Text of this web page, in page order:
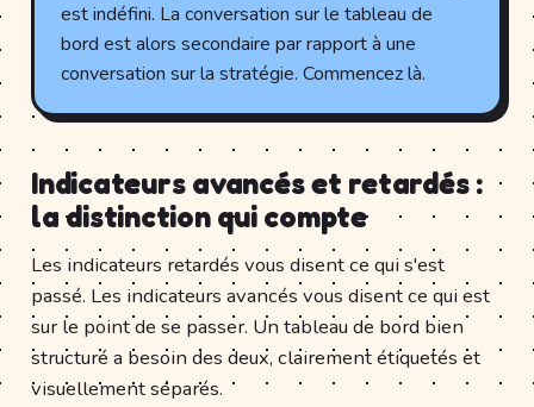
est indéfini. La conversation sur le tableau de
bord est alors secondaire par rapport à une
conversation sur la stratégie. Commencez là.
Indicateurs avancés et retardés :
la distinction qui compte
Les indicateurs retardés vous disent ce qui s'est
passé. Les indicateurs avancés vous disent ce qui est
sur le point de se passer. Un tableau de bord bien
structuré a besoin des deux, clairement étiquetés et
visuellement séparés.